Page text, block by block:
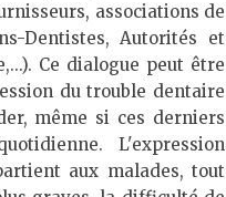
associations de
Dentistes, Autorités et
Ce dialogue peut être
du trouble dentaire
même si ces derniers
L'expression
aux malades, tout